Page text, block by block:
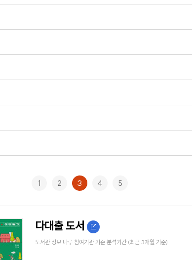
1 2 3 4 5
다대출 도서
도서관 정보 나루 참여기관 기준 분석기간 (최근 3개월 기준)